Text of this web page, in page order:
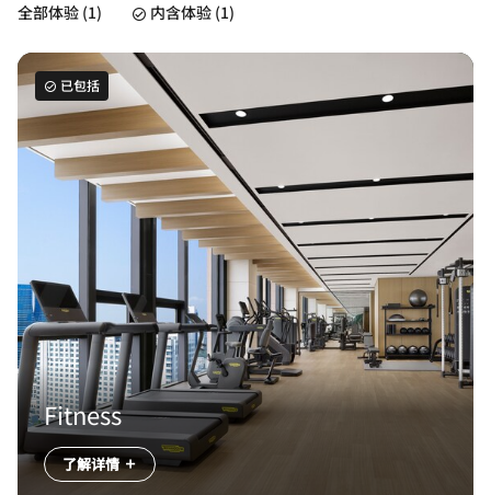
全部体验 (1) 内含体验 (1)
已包括
Fitness
了解详情